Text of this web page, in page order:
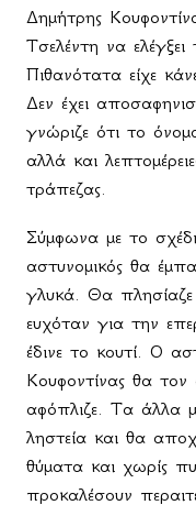
Δημήτρης
Τσελέντη να
Πιθανότατα είχε
Δεν έχει
γνώριζε ότι το
αλλά και
τράπεζας.
Σύμφωνα με το
αστυνομικός θα
γλυκά. Θα
ευχόταν για την
έδινε το κουτί. Ο
Κουφοντίνας θα τον
αφόπλιζε. Τα άλλα
ληστεία και θα
θύματα και χωρίς
προκαλέσουν